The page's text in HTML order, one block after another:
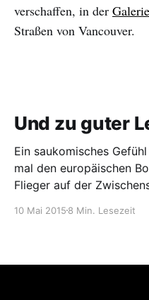
verschaffen, in der Galerie
Straßen von Vancouver.
Und zu guter
Ein saukomisches
mal den europäischen
Flieger auf der
in den letzten 10
10 Mai 2015 8 Min. Lesezeit